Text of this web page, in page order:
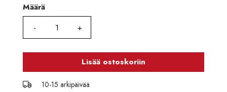
Määrä
Määrä
Lisää ostoskoriin
10-15 arkipäivää